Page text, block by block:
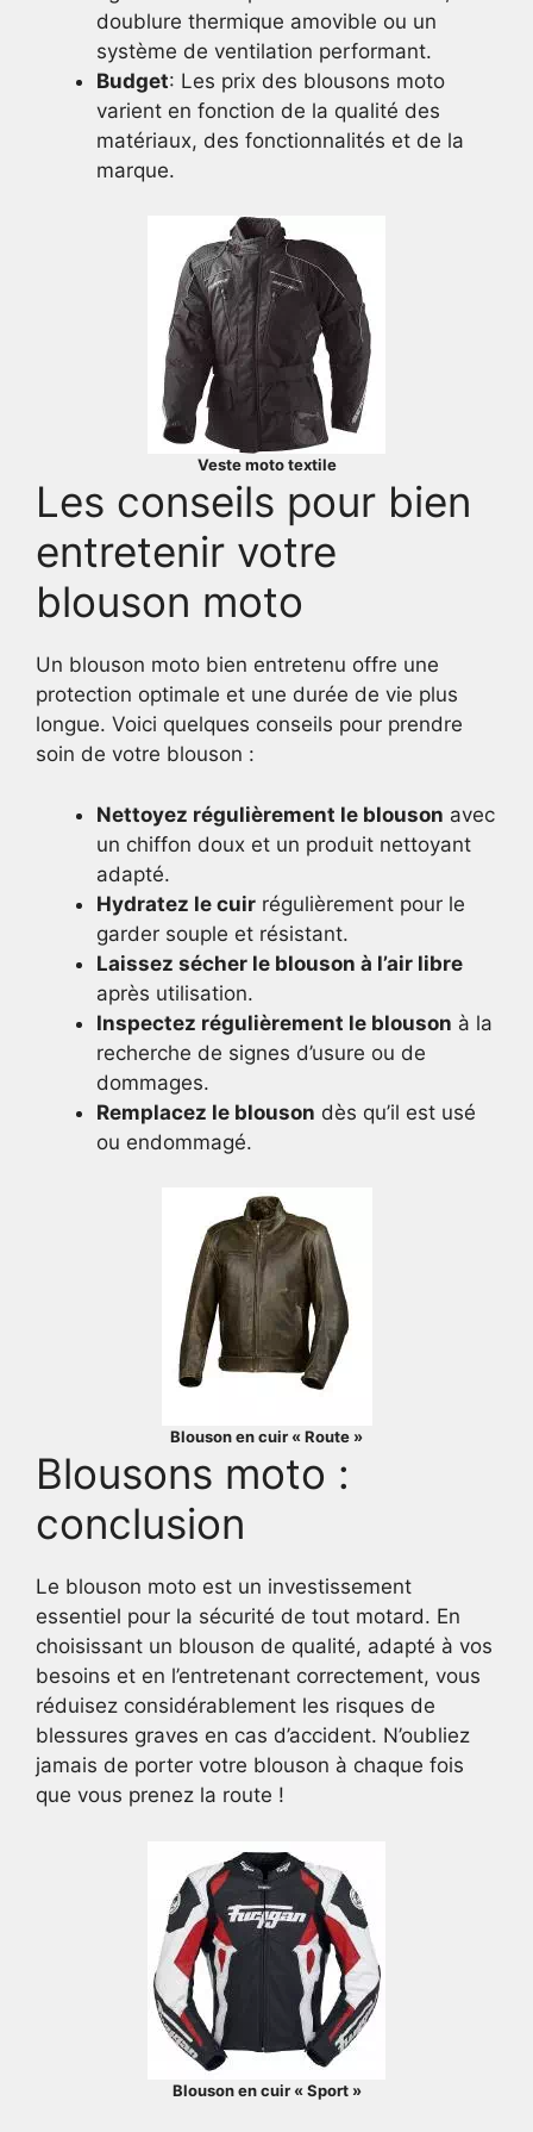
doublure thermique amovible ou un
système de ventilation performant.
Budget: Les prix des blousons moto
varient en fonction de la qualité des
matériaux, des fonctionnalités et de la
marque.
Veste moto textile
Les conseils pour bien
entretenir votre
blouson moto
Un blouson moto bien entretenu offre une
protection optimale et une durée de vie plus
longue. Voici quelques conseils pour prendre
soin de votre blouson :
Nettoyez régulièrement le blouson avec
un chiffon doux et un produit nettoyant
adapté.
Hydratez le cuir régulièrement pour le
garder souple et résistant.
Laissez sécher le blouson à l’air libre
après utilisation.
Inspectez régulièrement le blouson à la
recherche de signes d’usure ou de
dommages.
Remplacez le blouson dès qu’il est usé
ou endommagé.
Blouson en cuir « Route »
Blousons moto :
conclusion
Le blouson moto est un investissement
essentiel pour la sécurité de tout motard. En
choisissant un blouson de qualité, adapté à vos
besoins et en l’entretenant correctement, vous
réduisez considérablement les risques de
blessures graves en cas d’accident. N’oubliez
jamais de porter votre blouson à chaque fois
que vous prenez la route !
Blouson en cuir « Sport »